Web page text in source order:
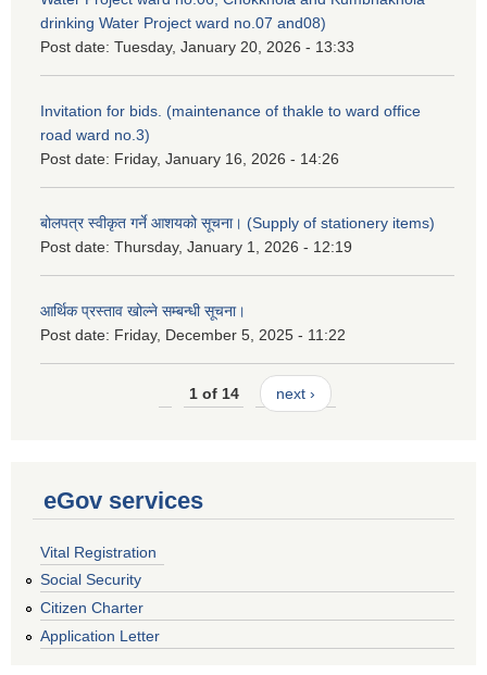
drinking Water Project ward no.07 and08)
Post date: Tuesday, January 20, 2026 - 13:33
Invitation for bids. (maintenance of thakle to ward office
road ward no.3)
Post date: Friday, January 16, 2026 - 14:26
बोलपत्र स्वीकृत गर्ने आशयको सूचना। (Supply of stationery items)
Post date: Thursday, January 1, 2026 - 12:19
आर्थिक प्रस्ताव खोल्ने सम्बन्धी सूचना।
Post date: Friday, December 5, 2025 - 11:22
1 of 14 next ›
eGov services
Vital Registration
Social Security
Citizen Charter
Application Letter